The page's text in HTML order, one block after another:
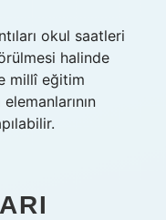
okul saatleri
halinde
millî eğitim